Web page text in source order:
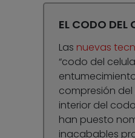
EL CODO DEL
Las nuevas
“codo del
compresión
interior del
han puesto
inacabables